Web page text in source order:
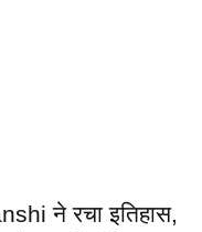
ने रचा इतिहास,